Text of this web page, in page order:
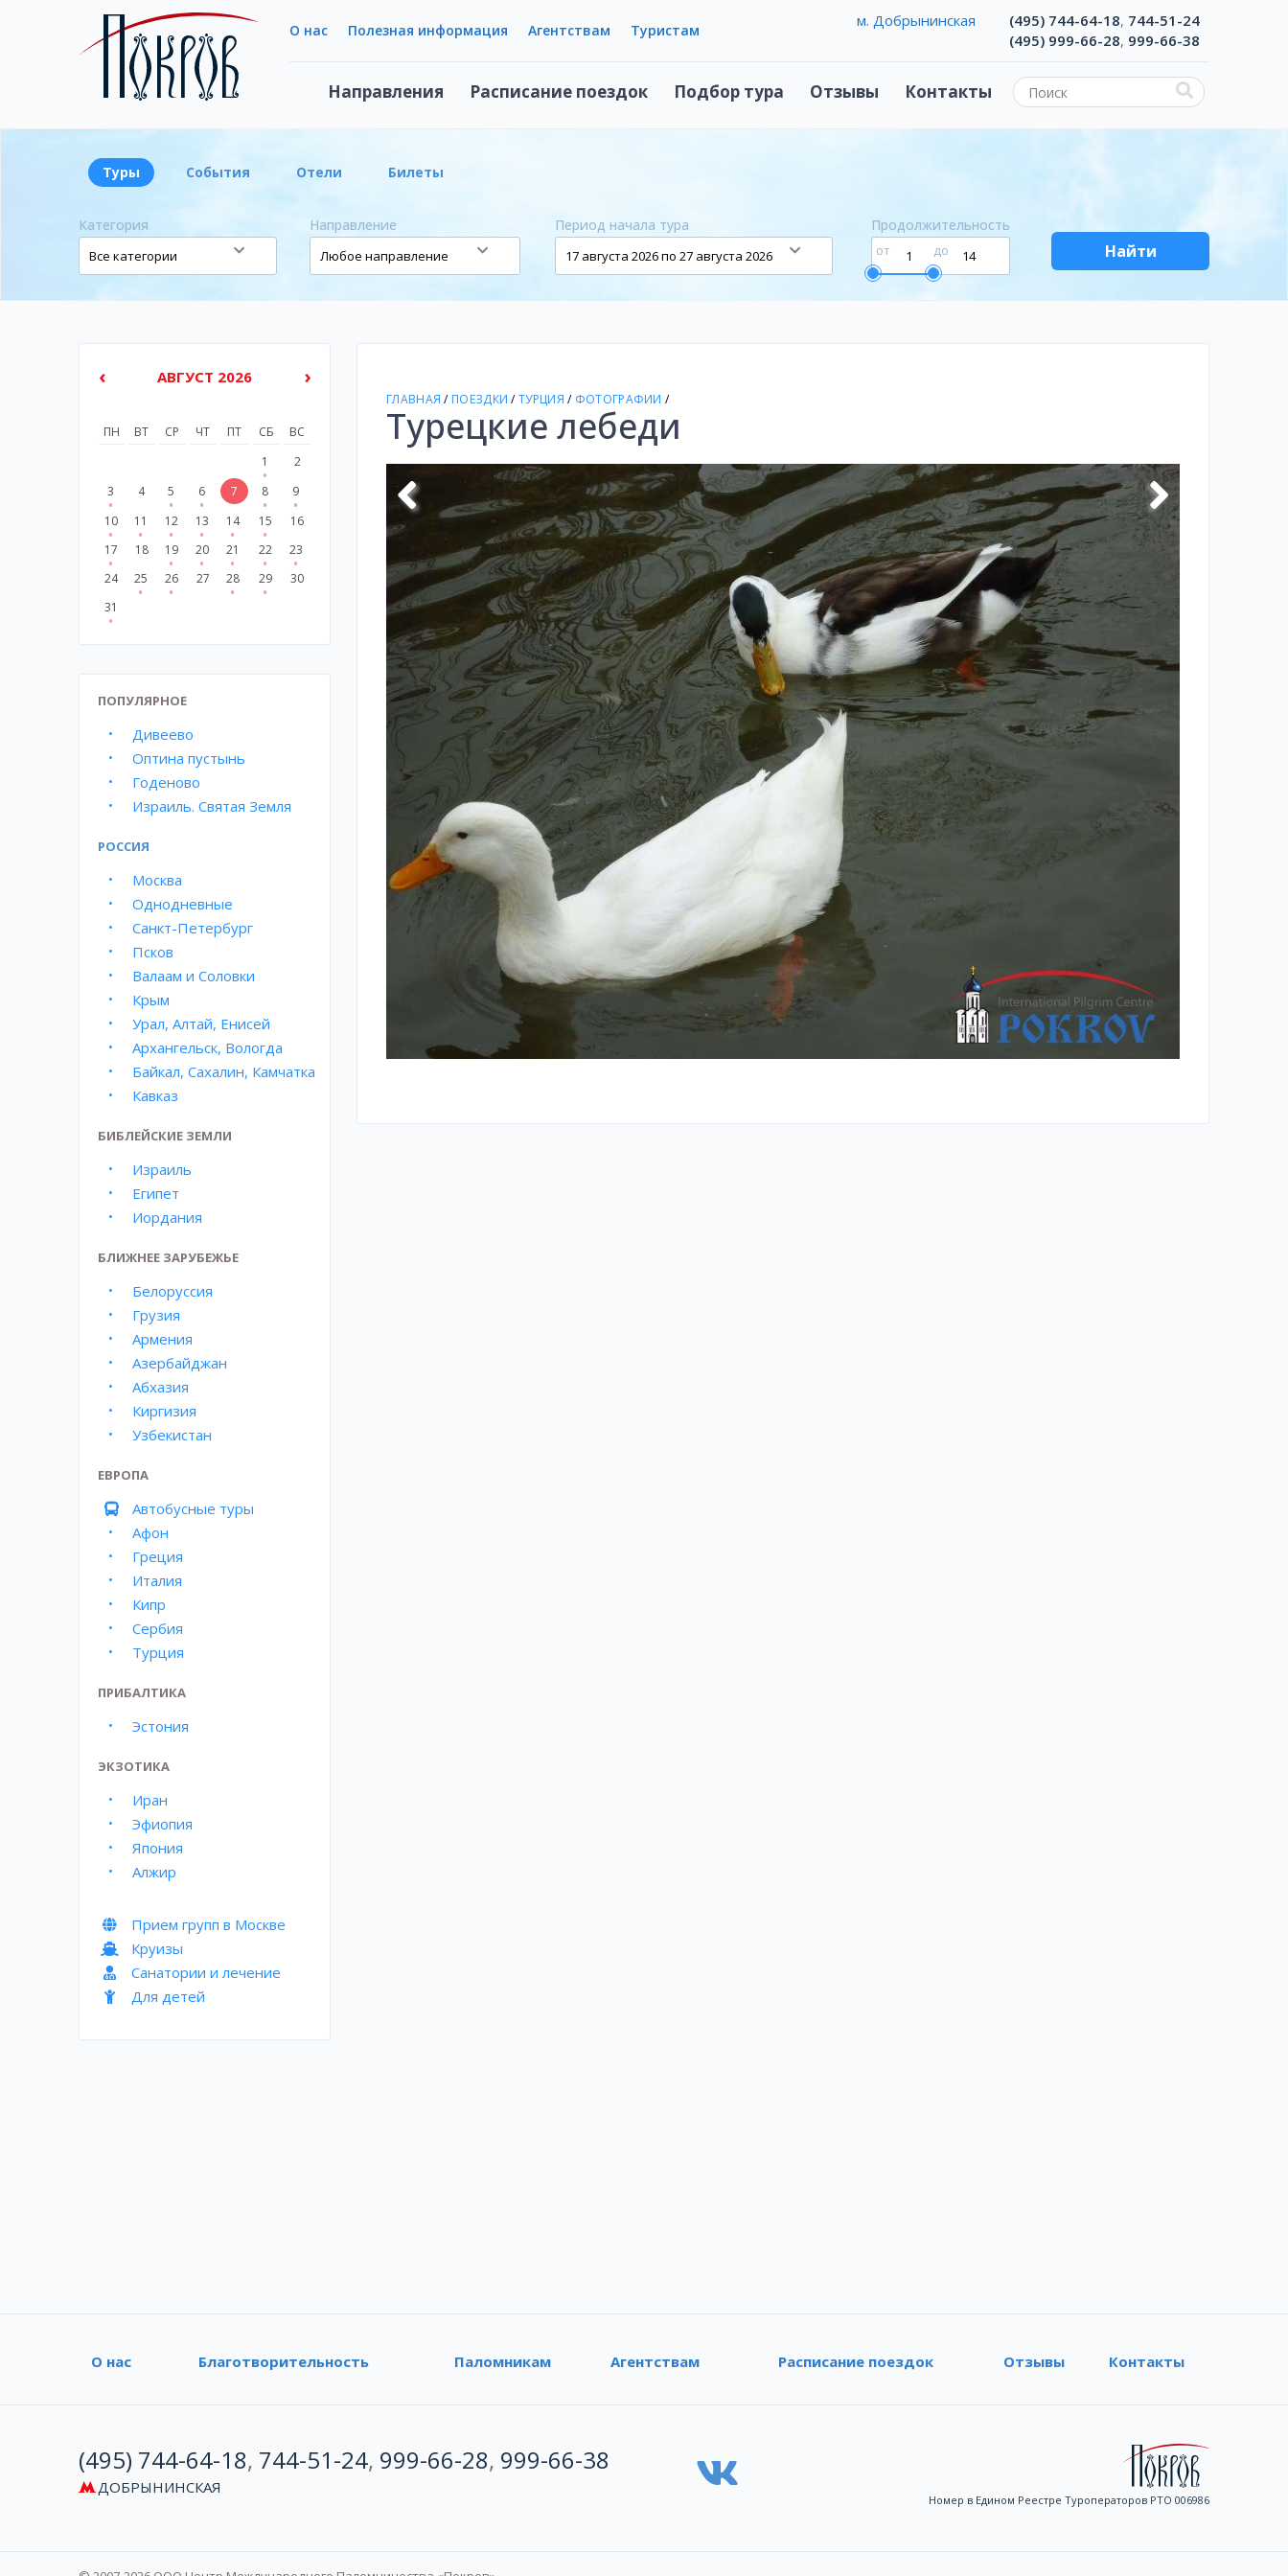
О нас Полезная информация Агентствам Туристам
Направления Расписание поездок Подбор тура Отзывы Контакты
м. Добрынинская (495) 744-64-18, 744-51-24
(495) 999-66-28, 999-66-38
Туры События Отели Билеты
Категория Направление Период начала тура Продолжительность
от до Найти
ГЛАВНАЯ / ПОЕЗДКИ /ТУРЦИЯ / ФОТОГРАФИИ /
Турецкие лебеди
‹ АВГУСТ 2026 ›
ПН ВТ СР ЧТ ПТ СБ
ВС
1
2
3
4 5 6 7 8
9
10
11 12 13 14 15
16
17
18 19 20 21 22
23
24
25 26 27 28 29
30
31
ПОПУЛЯРНОЕ
Дивеево
Оптина пустынь
Годеново
Израиль. Святая Земля
РОССИЯ
Москва
Однодневные
Санкт-Петербург
Псков
Валаам и Соловки
Крым
Урал, Алтай, Енисей
Архангельск, Вологда
Байкал, Сахалин, Камчатка
Кавказ
БИБЛЕЙСКИЕ ЗЕМЛИ
Израиль
Египет
Иордания
БЛИЖНЕЕ ЗАРУБЕЖЬЕ
Белоруссия
Грузия
Армения
Азербайджан
Абхазия
Киргизия
Узбекистан
ЕВРОПА
Автобусные туры
Афон
Греция
Италия
Кипр
Сербия
Турция
ПРИБАЛТИКА
Эстония
ЭКЗОТИКА
Иран
Эфиопия
Япония
Алжир
Прием групп в Москве
Круизы
Санатории и лечение
Для детей
О нас Благотворительность Паломникам Агентствам Расписание поездок Отзывы Контакты
(495) 744-64-18, 744-51-24, 999-66-28, 999-66-38
ДОБРЫНИНСКАЯ
Номер в Едином Реестре Туроператоров РТО 006986